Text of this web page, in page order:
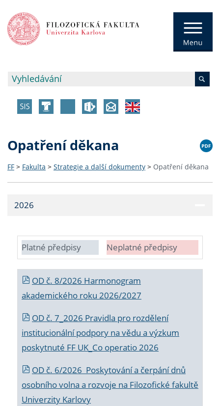
Opatření děkana
FF > Fakulta > Strategie a další dokumenty > Opatření děkana
2026
Platné předpisy Neplatné předpisy
OD č. 8/2026 Harmonogram
akademického roku 2026/2027
OD č. 7_2026 Pravidla pro rozdělení
institucionální podpory na vědu a výzkum
poskytnuté FF UK_Co operatio 2026
OD č. 6/2026 Poskytování a čerpání dnů
osobního volna a rozvoje na Filozofické fakultě
Univerzity Karlovy